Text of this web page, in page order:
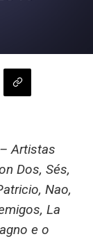
Artistas
Dos, Sés,
Nao,
La
e o